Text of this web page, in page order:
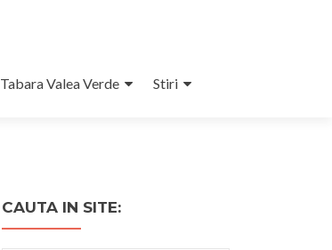
Tabara Valea Verde Stiri
CAUTA IN SITE: